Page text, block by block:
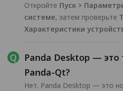
Откройте Пуск >
системе, затем проверьте
Характеристики
Panda Desktop — это
Panda-Qt?
Нет. Panda Desktop — это